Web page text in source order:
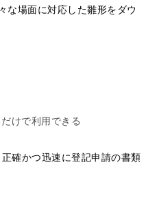
な場面に対応した雛形をダウ
けで利用できる
確かつ迅速に登記申請の書類